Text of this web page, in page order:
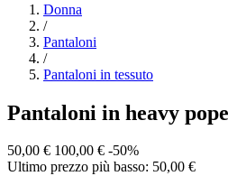
Donna
/
Pantaloni
/
Pantaloni in tessuto
Pantaloni in heavy
50,00 € 100,00 € -50%
Ultimo prezzo più basso: 50,00 €